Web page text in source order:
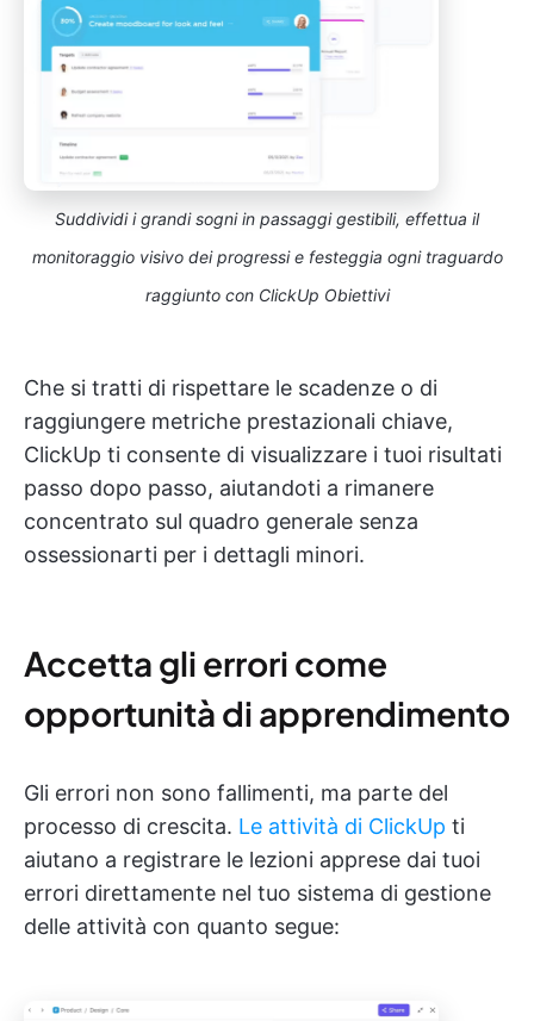
Suddividi i grandi sogni in passaggi gestibili, effettua il
monitoraggio visivo dei progressi e festeggia ogni traguardo
raggiunto con ClickUp Obiettivi
Che si tratti di rispettare le scadenze o di
raggiungere metriche prestazionali chiave,
ClickUp ti consente di visualizzare i tuoi risultati
passo dopo passo, aiutandoti a rimanere
concentrato sul quadro generale senza
ossessionarti per i dettagli minori.
Accetta gli errori come
opportunità di apprendimento
Gli errori non sono fallimenti, ma parte del
processo di crescita. Le attività di ClickUp ti
aiutano a registrare le lezioni apprese dai tuoi
errori direttamente nel tuo sistema di gestione
delle attività con quanto segue: